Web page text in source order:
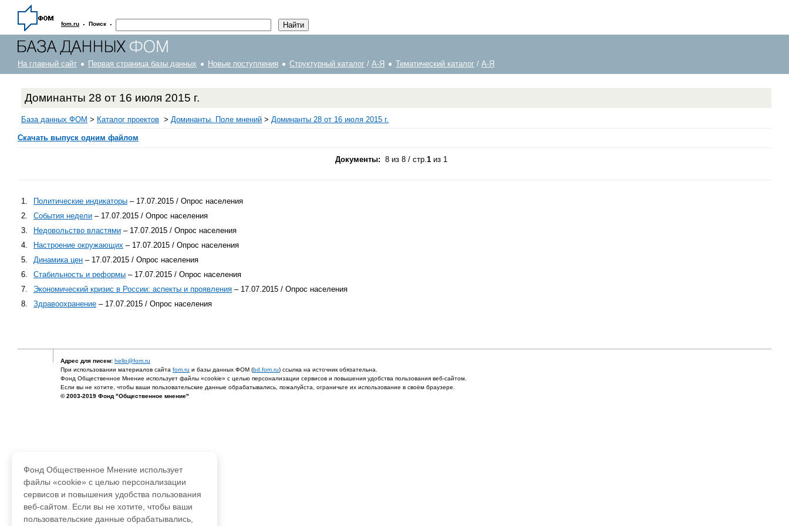
fom.ru · Поиск ·
На главный сайт Первая страница базы данных Новые поступления Структурный каталог / А-Я Тематический каталог / А-Я
Доминанты 28 от 16 июля 2015 г.
База данных ФОМ > Каталог проектов > Доминанты. Поле мнений > Доминанты 28 от 16 июля 2015 г.
Скачать выпуск одним файлом
Документы: 8 из 8 / стр. 1из 1
1. Политические индикаторы – 17.07.2015 / Опрос населения
2.
События недели – 17.07.2015 / Опрос населения
3.
Недовольство властями – 17.07.2015 / Опрос населения
4.
Настроение окружающих – 17.07.2015 / Опрос населения
5.
Динамика цен – 17.07.2015 / Опрос населения
6.
Cтабильность и реформы – 17.07.2015 / Опрос населения
7.
Экономический кризис в России: аспекты и проявления – 17.07.2015 / Опрос населения
8.
Здравоохранение – 17.07.2015 / Опрос населения
Адрес для писем: hello@fom.ru
При использовании материалов сайта fom.ru и базы данных ФОМ (bd.fom.ru) ссылка на источник обязательна.
Фонд Общественное Мнение использует файлы «cookie» с целью персонализации сервисов и повышения удобства пользования веб-сайтом.
Если вы не хотите, чтобы ваши пользовательские данные обрабатывались, пожалуйста, ограничьте их использование в своём браузере.
© 2003-2019 Фонд "Общественное мнение"
Фонд Общественное Мнение использует
файлы «cookie» с целью персонализации
сервисов и повышения удобства пользования
веб-сайтом. Если вы не хотите, чтобы ваши
пользовательские данные обрабатывались,